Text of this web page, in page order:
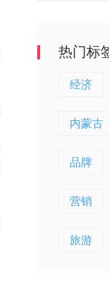
热门标
经济
内蒙古
品牌
营销
旅游